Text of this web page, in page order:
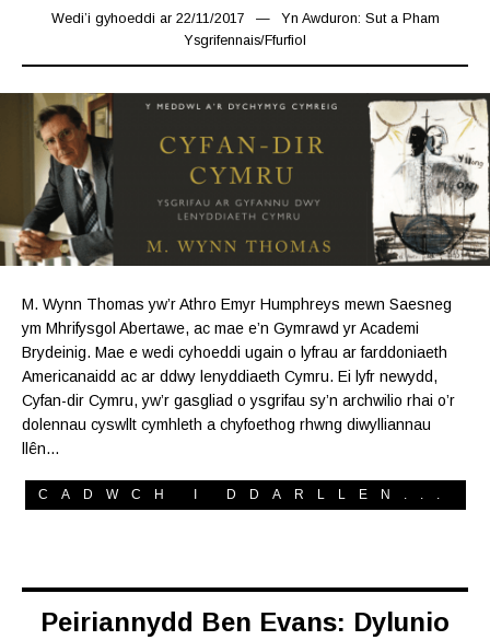
Wedi’i gyhoeddi ar 22/11/2017 16/03/2019
Yn Awduron: Sut a Pham
Ysgrifennais/Ffurfiol
M. Wynn Thomas yw’r Athro Emyr Humphreys mewn Saesneg
ym Mhrifysgol Abertawe, ac mae e’n Gymrawd yr Academi
Brydeinig. Mae e wedi cyhoeddi ugain o lyfrau ar farddoniaeth
Americanaidd ac ar ddwy lenyddiaeth Cymru. Ei lyfr newydd,
Cyfan-dir Cymru, yw’r gasgliad o ysgrifau sy’n archwilio rhai o’r
dolennau cyswllt cymhleth a chyfoethog rhwng diwylliannau
llên…
CADWCH I DDARLLEN...
Peiriannydd Ben Evans: Dylunio